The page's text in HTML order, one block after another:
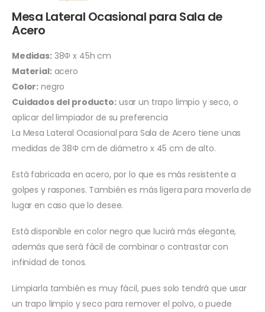
Mesa Lateral Ocasional para Sala de
Acero
Medidas:38Φ x 45h cm
Material:acero
Color: negro
Cuidados del producto:usar un trapo limpio y seco, o
aplicar del limpiador de su preferencia
La Mesa Lateral Ocasional para Sala de Acero tiene unas
medidas de 38Φ cm de diámetro x 45 cm de alto.
Está fabricada en acero, por lo que es más resistente a
golpes y raspones. También es más ligera para moverla de
lugar en caso que lo desee.
Está disponible en color negro que lucirá más elegante,
además que será fácil de combinar o contrastar con
infinidad de tonos.
Limpiarla también es muy fácil, pues solo tendrá que usar
un trapo limpio y seco para remover el polvo, o puede